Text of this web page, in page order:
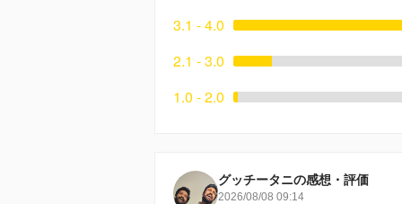
3.1 - 4.0
2.1 - 3.0
1.0 - 2.0
グッチータニの感想・評価
2026/08/08 09:14